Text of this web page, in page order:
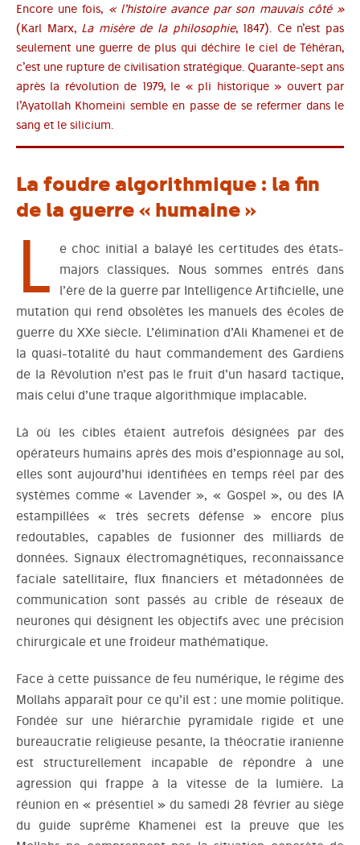
Encore une fois, « l’histoire avance par son mauvais côté »
(Karl Marx, La misère de la philosophie, 1847). Ce n’est pas
seulement une guerre de plus qui déchire le ciel de Téhéran,
c’est une rupture de civilisation stratégique. Quarante-sept ans
après la révolution de 1979, le « pli historique » ouvert par
l’Ayatollah Khomeini semble en passe de se refermer dans le
sang et le silicium.
La foudre algorithmique : la fin
de la guerre « humaine »
L
e choc initial a balayé les certitudes des états-
majors classiques. Nous sommes entrés dans
l’ère de la guerre par Intelligence Artificielle, une
mutation qui rend obsolètes les manuels des écoles de
guerre du XXe siècle. L’élimination d’Ali Khamenei et de
la quasi-totalité du haut commandement des Gardiens
de la Révolution n’est pas le fruit d’un hasard tactique,
mais celui d’une traque algorithmique implacable.
Là où les cibles étaient autrefois désignées par des
opérateurs humains après des mois d’espionnage au sol,
elles sont aujourd’hui identifiées en temps réel par des
systèmes comme « Lavender », « Gospel », ou des IA
estampillées « très secrets défense » encore plus
redoutables, capables de fusionner des milliards de
données. Signaux électromagnétiques, reconnaissance
faciale satellitaire, flux financiers et métadonnées de
communication sont passés au crible de réseaux de
neurones qui désignent les objectifs avec une précision
chirurgicale et une froideur mathématique.
Face à cette puissance de feu numérique, le régime des
Mollahs apparaît pour ce qu’il est : une momie politique.
Fondée sur une hiérarchie pyramidale rigide et une
bureaucratie religieuse pesante, la théocratie iranienne
est structurellement incapable de répondre à une
agression qui frappe à la vitesse de la lumière. La
réunion en « présentiel » du samedi 28 février au siège
du guide suprême Khamenei est la preuve que les